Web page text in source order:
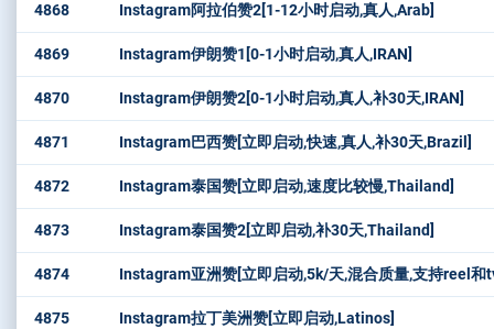
4868 Instagram阿拉伯赞2[1-12小时启动,真人,Arab]
4869 Instagram伊朗赞1[0-1小时启动,真人,IRAN]
4870 Instagram伊朗赞2[0-1小时启动,真人,补30天,IRAN]
4871 Instagram巴西赞[立即启动,快速,真人,补30天,Brazil]
4872 Instagram泰国赞[立即启动,速度比较慢,Thailand]
4873 Instagram泰国赞2[立即启动,补30天,Thailand]
4874 Instagram亚洲赞[立即启动,5k/天,混合质量,支持reel和
4875 Instagram拉丁美洲赞[立即启动,Latinos]